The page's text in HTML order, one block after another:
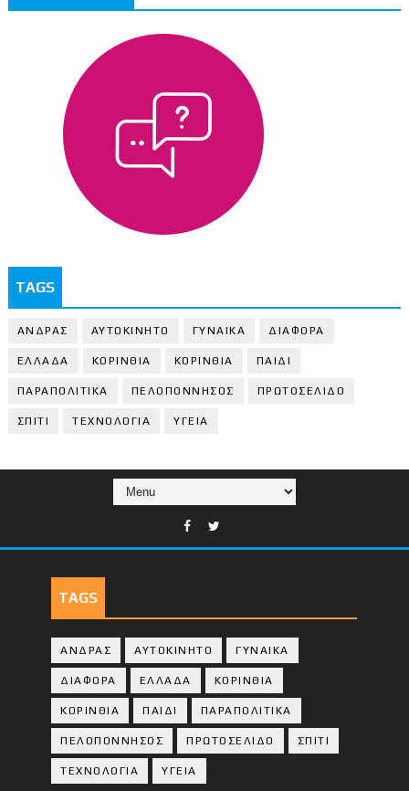
TAGS
ΑΝΔΡΑΣ ΑΥΤΟΚΙΝΗΤΟ ΓΥΝΑΙΚΑ ΔΙΑΦΟΡΑ
ΕΛΛΑΔΑ ΚΟΡΙΝΘΙΑ ΚΟΡΙΝΘΙA ΠΑΙΔΙ
ΠΑΡΑΠΟΛΙΤΙΚΑ ΠΕΛΟΠΟΝΝΗΣΟΣ ΠΡΩΤΟΣΕΛΙΔΟ
ΣΠΙΤΙ ΤΕΧΝΟΛΟΓΙΑ ΥΓΕΙΑ
TAGS
ΑΝΔΡΑΣ ΑΥΤΟΚΙΝΗΤΟ ΓΥΝΑΙΚΑ
ΔΙΑΦΟΡΑ ΕΛΛΑΔΑ ΚΟΡΙΝΘΙΑ
ΚΟΡΙΝΘΙA ΠΑΙΔΙ ΠΑΡΑΠΟΛΙΤΙΚΑ
ΠΕΛΟΠΟΝΝΗΣΟΣ ΠΡΩΤΟΣΕΛΙΔΟ ΣΠΙΤΙ
ΤΕΧΝΟΛΟΓΙΑ ΥΓΕΙΑ